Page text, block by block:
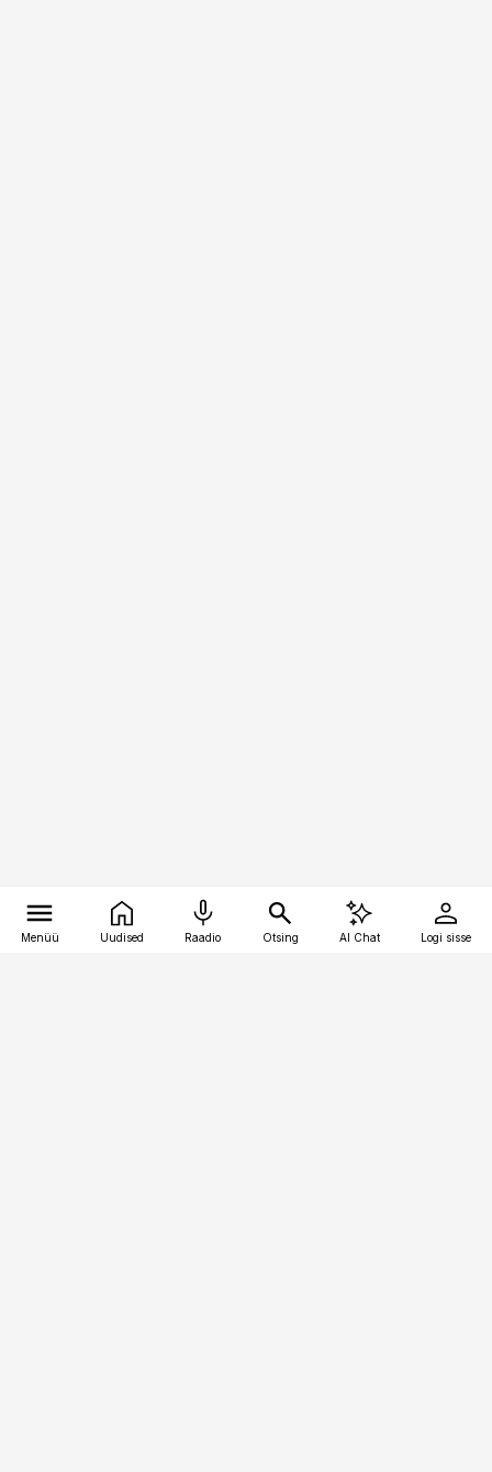
Menüü Uudised Raadio Otsing AI Chat Logi sisse